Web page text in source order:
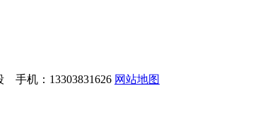
手机：13303831626 网站地图